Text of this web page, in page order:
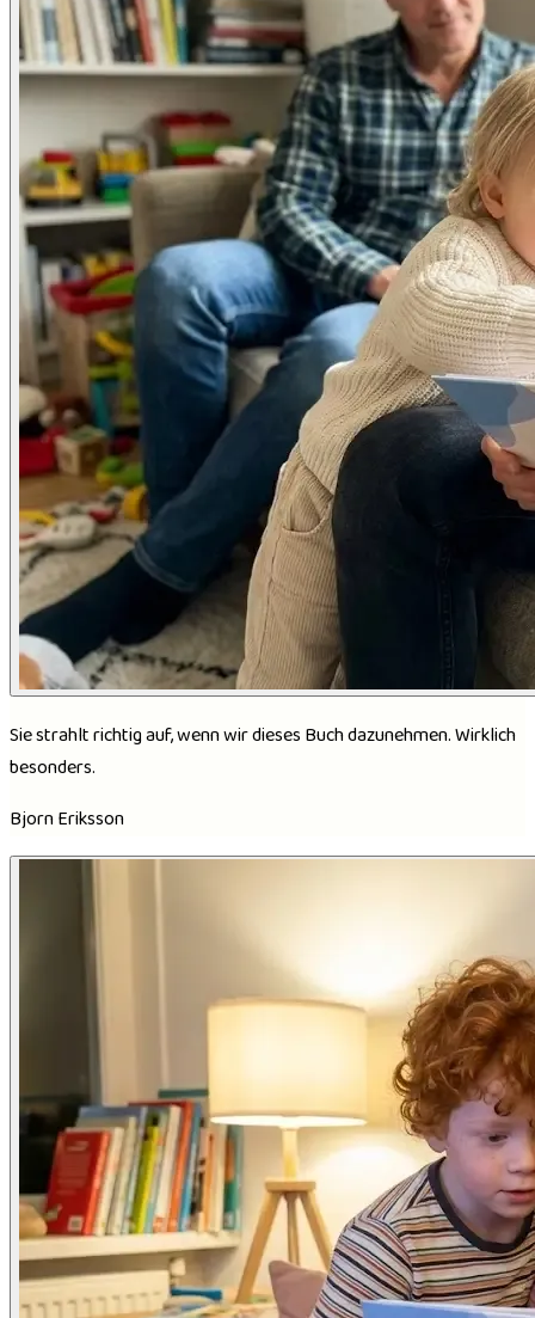
Sie strahlt richtig auf, wenn wir dieses Buch dazunehmen. Wirklich
besonders.
Bjorn Eriksson